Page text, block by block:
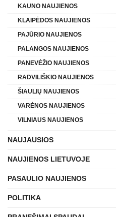
KAUNO NAUJIENOS
KLAIPĖDOS NAUJIENOS
PAJŪRIO NAUJIENOS
PALANGOS NAUJIENOS
PANEVĖŽIO NAUJIENOS
RADVILIŠKIO NAUJIENOS
ŠIAULIŲ NAUJIENOS
VARĖNOS NAUJIENOS
VILNIAUS NAUJIENOS
NAUJAUSIOS
NAUJIENOS LIETUVOJE
PASAULIO NAUJIENOS
POLITIKA